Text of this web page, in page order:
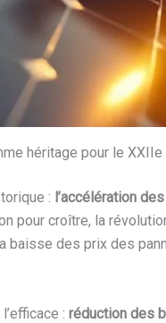
héritage pour le
: l’accélération
pour croître, la
baisse des prix des
: réduction des